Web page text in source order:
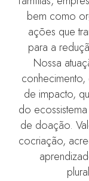
bem como
ações que
para a
Nossa
de impacto,
do
de doação.
cocriação,